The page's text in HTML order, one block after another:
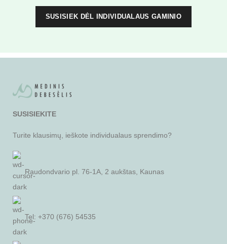
SUSISIEK DĖL INDIVIDUALAUS GAMINIO
SUSISIEKITE
Turite klausimų, ieškote individualaus sprendimo?
Raudondvario pl. 76-1A, 2 aukštas, Kaunas
Tel: +370 (676) 54535